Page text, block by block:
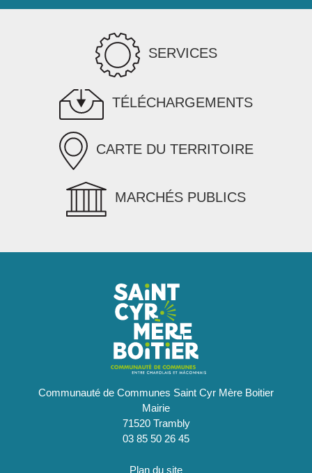
SERVICES
TÉLÉCHARGEMENTS
CARTE DU TERRITOIRE
MARCHÉS PUBLICS
Communauté de Communes Saint Cyr Mère Boitier
Mairie
71520 Trambly
03 85 50 26 45
Plan du site